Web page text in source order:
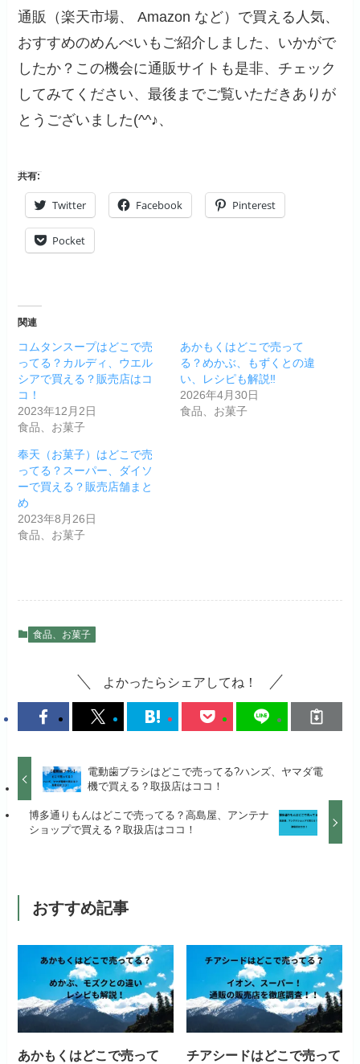
通販（楽天市場、 Amazon など）で買える人気、
おすすめのめんべいもご紹介しました、いかがで
したか？この機会に通販サイトも是非、チェック
してみてください、最後までご覧いただきありが
とうございました(^^♪、
共有:
Twitter Facebook Pinterest
Pocket
関連
コムタンスープはどこで売
ってる？カルディ、ウエル
シアで買える？販売店はコ
コ！
2023年12月2日
食品、お菓子
あかもくはどこで売って
る？めかぶ、もずくとの違
い、レシピも解説‼
2026年4月30日
食品、お菓子
奉天（お菓子）はどこで売
ってる？スーパー、ダイソ
ーで買える？販売店舗まと
め
2023年8月26日
食品、お菓子
食品、お菓子
よかったらシェアしてね！
電動歯ブラシはどこで売ってる?ハンズ、ヤマダ電
機で買える？取扱店はココ！
博多通りもんはどこで売ってる？高島屋、アンテナ
ショップで買える？取扱店はココ！
おすすめ記事
あかもくはどこで売って
チアシードはどこで売って